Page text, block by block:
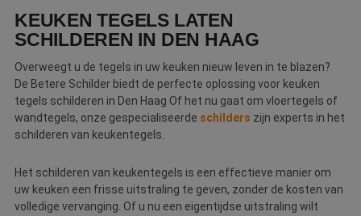
Magazines
KEUKEN TEGELS LATEN
SCHILDEREN IN DEN HAAG
Overweegt u de tegels in uw keuken nieuw leven in te blazen?
De Betere Schilder biedt de perfecte oplossing voor keuken
tegels schilderen in Den Haag Of het nu gaat om vloertegels of
wandtegels, onze gespecialiseerde schilders zijn experts in het
schilderen van keukentegels.
Het schilderen van keukentegels is een effectieve manier om
uw keuken een frisse uitstraling te geven, zonder de kosten van
volledige vervanging. Of u nu een eigentijdse uitstraling wilt